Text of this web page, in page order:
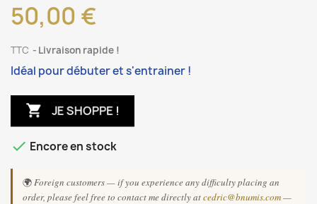
50,00 €
TTC Livraison rapide !
Idéal pour débuter et s'entrainer !
 JE SHOPPE !
 Encore en stock
🌍Foreign customers — if you experience any difficulty placing an
order, please feel free to contact me directly atcedric@bnumis.com—